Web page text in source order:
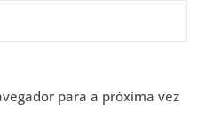
para a próxima vez